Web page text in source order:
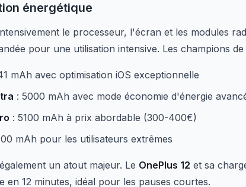
énergétique
le processeur, l'écran et les modules
pour une utilisation intensive. Les champions
mAh avec optimisation iOS exceptionnelle
: 5000 mAh avec mode économie d'énergie
: 5100 mAh à prix abordable (300-400€)
mAh pour les utilisateurs extrêmes
un atout majeur. Le OnePlus 12 et sa
12 minutes, idéal pour les pauses courtes.